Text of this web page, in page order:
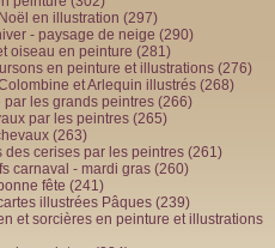
en illustration (297)
- paysage de neige (290)
oiseau en peinture (281)
en peinture et illustrations (276)
et Arlequin illustrés (268)
par les grands peintres (266)
par les peintres (265)
(263)
des cerises par les peintres (261)
carnaval - mardi gras (260)
fête (241)
illustrées Pâques (239)
et sorcières en peinture et illustrations